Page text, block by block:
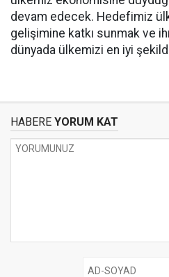
devam edecek. Hedefimiz
gelişimine katkı sunmak ve
dünyada ülkemizi en iyi
HABERE YORUM KAT